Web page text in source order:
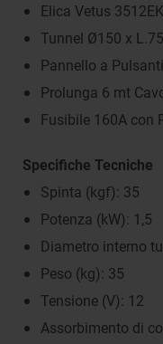
Elica Vetus
Tunnel Ø150 x
Pannello a
Prolunga 6 mt
Fusibile 160A con
Specifiche Tecniche
Spinta (kgf): 35
Potenza (kW): 1,5
Diametro interno
Peso (kg): 35
Tensione (V): 12
Assorbimento di